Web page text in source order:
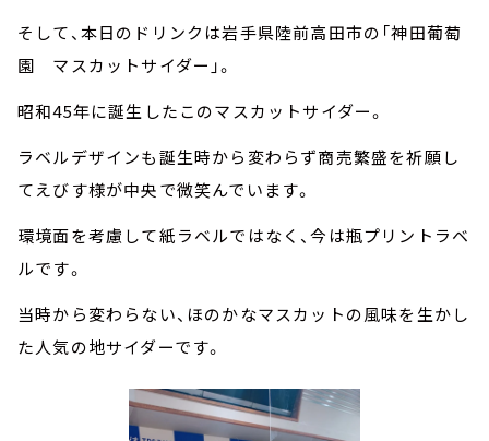
そして、本日のドリンクは岩手県陸前高田市の「神田葡萄
園 マスカットサイダー」。
昭和45年に誕生したこのマスカットサイダー。
ラベルデザインも誕生時から変わらず商売繁盛を祈願し
てえびす様が中央で微笑んでいます。
環境面を考慮して紙ラベルではなく、今は瓶プリントラベ
ルです。
当時から変わらない、ほのかなマスカットの風味を生かし
た人気の地サイダーです。